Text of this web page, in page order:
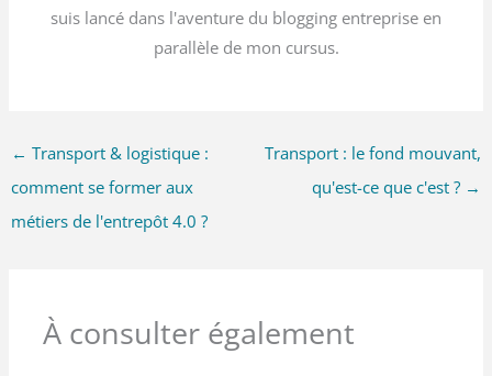
suis lancé dans l'aventure du blogging entreprise en
parallèle de mon cursus.
← Transport & logistique :
comment se former aux
métiers de l'entrepôt 4.0 ?
Transport : le fond mouvant,
qu'est-ce que c'est ? →
À consulter également